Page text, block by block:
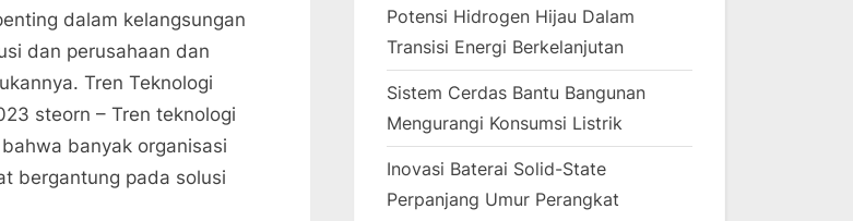
dalam kelangsungan
dan perusahaan dan
Tren Teknologi
steorn – Tren teknologi
banyak organisasi
bergantung pada solusi
Potensi Hidrogen Hijau Dalam
Transisi Energi Berkelanjutan
Sistem Cerdas Bantu Bangunan
Mengurangi Konsumsi Listrik
Inovasi Baterai Solid-State
Perpanjang Umur Perangkat